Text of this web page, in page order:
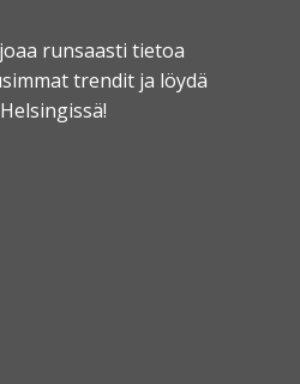
runsaasti tietoa
trendit ja löydä